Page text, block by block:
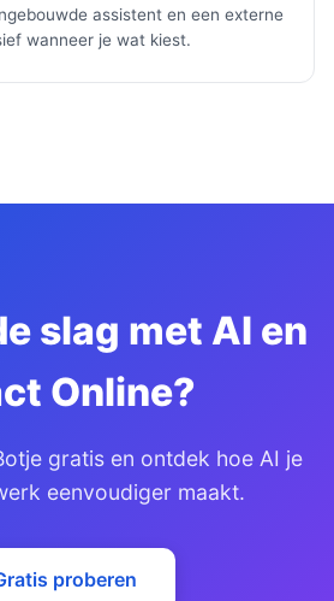
assistent en een externe
wanneer je wat kiest.
slag met AI en
Online?
gratis en ontdek hoe AI je
eenvoudiger maakt.
proberen